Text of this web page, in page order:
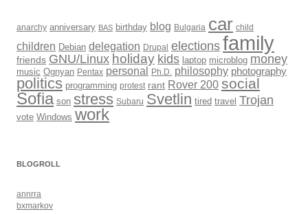
anarchy anniversary BAS birthday blog Bulgaria car child
children Debian delegation Drupal elections family
friends GNU/Linux holiday kids laptop microblog money
music Ognyan Pentax personal Ph.D. philosophy photography
politics programming protest rant Rover 200 social
Sofia son stress Subaru Svetlin tired travel Trojan
vote Windows work
BLOGROLL
annrra
bxmarkov